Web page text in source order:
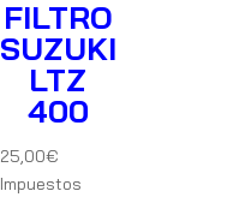
FILTRO
SUZUKI
LTZ
400
25,00€
Impuestos